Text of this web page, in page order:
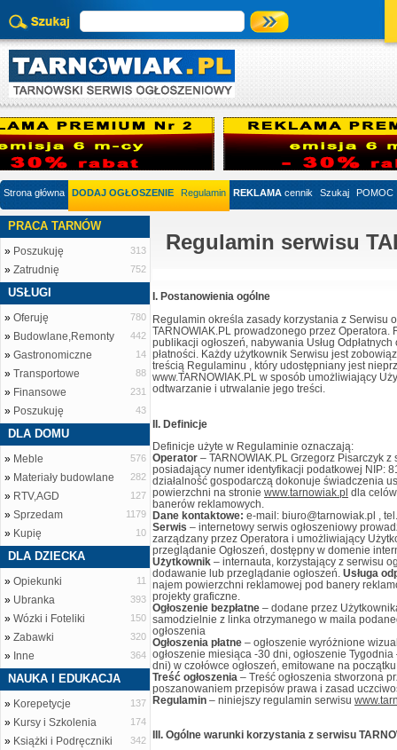
Strona główna DODAJ OGŁOSZENIE Regulamin REKLAMA cennik Szukaj POMOC
PRACA TARNÓW
» Poszukuję 313
» Zatrudnię 752
USŁUGI
» Oferuję 780
» Budowlane,Remonty 442
» Gastronomiczne 14
» Transportowe 88
» Finansowe 231
» Poszukuję 43
DLA DOMU
» Meble 576
» Materiały budowlane 282
» RTV,AGD 127
» Sprzedam 1179
» Kupię 10
DLA DZIECKA
» Opiekunki 11
» Ubranka 393
» Wózki i Foteliki 150
» Zabawki 320
» Inne 364
NAUKA I EDUKACJA
» Korepetycje 137
» Kursy i Szkolenia 174
» Książki i Podręczniki 342
Regulamin serwisu
I. Postanowienia ogólne
Regulamin określa zasady korzystania z Serwisu
TARNOWIAK.PL prowadzonego przez Operatora.
publikacji ogłoszeń, nabywania Usług
płatności. Każdy użytkownik Serwisu jest
treścią Regulaminu , który udostępniany jest
www.TARNOWIAK.PL w sposób umożliwiający
odtwarzanie i utrwalanie jego treści.
II. Definicje
Definicje użyte w Regulaminie oznaczają:
Operator – TARNOWIAK.PL Grzegorz Pisarczyk
posiadający numer identyfikacji podatkowej NIP:
działalność gospodarczą dokonuje świadczenia
powierzchni na stronie www.tarnowiak.pl dla
banerów reklamowych.
Dane kontaktowe: e-mail: biuro@tarnowiak.pl ,
Serwis – internetowy serwis ogłoszeniowy
zarządzany przez Operatora i umożliwiający
przeglądanie Ogłoszeń, dostępny w domenie
Użytkownik – internauta, korzystający z serwisu
dodawanie lub przeglądanie ogłoszeń. Usługa
najem powierzchni reklamowej pod banery
projekty graficzne.
Ogłoszenie bezpłatne – dodane przez
samodzielnie z linka otrzymanego w maila
ogłoszenia
Ogłoszenia płatne – ogłoszenie wyróżnione
ogłoszenie miesiąca -30 dni, ogłoszenie
dni) w czołówce ogłoszeń, emitowane na
Treść ogłoszenia – Treść ogłoszenia stworzona
poszanowaniem przepisów prawa i zasad
Regulamin – niniejszy regulamin serwisu
III. Ogólne warunki korzystania z serwisu